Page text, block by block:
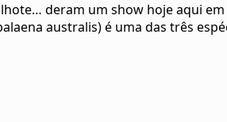
deram um show hoje aqui
australis) é uma das três